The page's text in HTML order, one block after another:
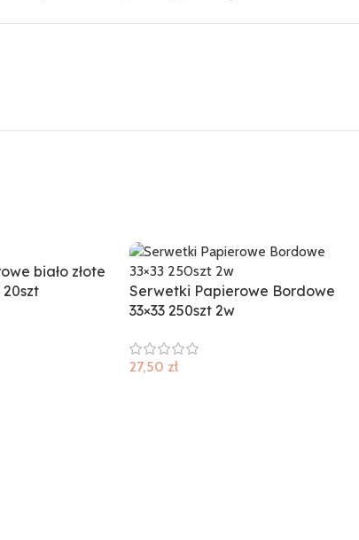
biało złote
20szt
Serwetki Papierowe Bordowe
33×33 250szt 2w
27,50 zł